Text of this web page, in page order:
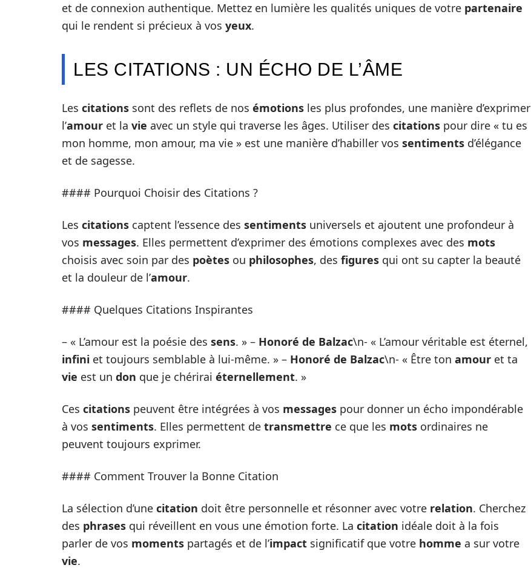
et de connexion authentique. Mettez en lumière les qualités uniques de votre partenaire
qui le rendent si précieux à vos yeux.
LES CITATIONS : UN ÉCHO DE L’ÂME
Les citations sont des reflets de nos émotions les plus profondes, une manière d’exprimer
l’amour et la vie avec un style qui traverse les âges. Utiliser des citations pour dire « tu es
mon homme, mon amour, ma vie » est une manière d’habiller vos sentiments d’élégance
et de sagesse.
#### Pourquoi Choisir des Citations ?
Les citations captent l’essence des sentiments universels et ajoutent une profondeur à
vos messages. Elles permettent d’exprimer des émotions complexes avec des mots
choisis avec soin par des poètes ou philosophes, des figures qui ont su capter la beauté
et la douleur de l’amour.
#### Quelques Citations Inspirantes
– « L’amour est la poésie des sens. » – Honoré de Balzac\n- « L’amour véritable est éternel,
infini et toujours semblable à lui-même. » – Honoré de Balzac\n- « Être ton amour et ta
vie est un don que je chérirai éternellement. »
Ces citations peuvent être intégrées à vos messages pour donner un écho impondérable
à vos sentiments. Elles permettent de transmettre ce que les mots ordinaires ne
peuvent toujours exprimer.
#### Comment Trouver la Bonne Citation
La sélection d’une citation doit être personnelle et résonner avec votre relation. Cherchez
des phrases qui réveillent en vous une émotion forte. La citation idéale doit à la fois
parler de vos moments partagés et de l’impact significatif que votre homme a sur votre
vie.